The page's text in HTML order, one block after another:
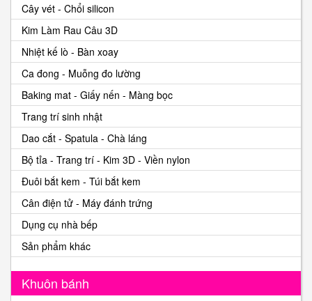
Cây vét - Chổi silicon
Kim Làm Rau Câu 3D
Nhiệt kế lò - Bàn xoay
Ca đong - Muỗng đo lường
Baking mat - Giấy nến - Màng bọc
Trang trí sinh nhật
Dao cắt - Spatula - Chà láng
Bộ tỉa - Trang trí - Kim 3D - Viền nylon
Đuôi bắt kem - Túi bắt kem
Cân điện tử - Máy đánh trứng
Dụng cụ nhà bếp
Sản phẩm khác
Khuôn bánh